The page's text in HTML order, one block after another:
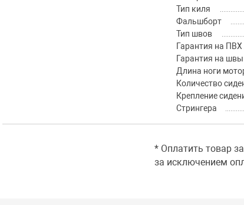
Тип киля
Фальшборт
Тип швов
Гарантия на ПВХ
Гарантия на
Длина ноги
Количество
Крепление
Стрингера
* Оплатить товар
за исключением